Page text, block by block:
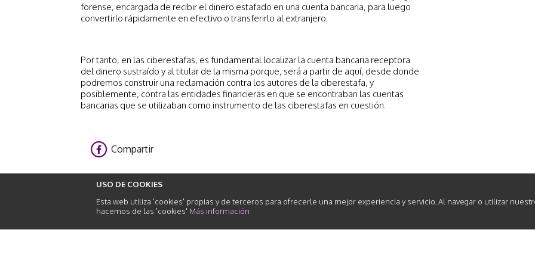
forense, encargada de recibir el dinero estafado en una cuenta bancaria, para luego
convertirlo rápidamente en efectivo o transferirlo al extranjero.
Por tanto, en las ciberestafas, es fundamental localizar la cuenta bancaria receptora
del dinero sustraído y al titular de la misma porque, será a partir de aquí, desde donde
podremos construir una reclamación contra los autores de la ciberestafa, y
posiblemente, contra las entidades financieras en que se encontraban las cuentas
bancarias que se utilizaban como instrumento de las ciberestafas en cuestión.
Compartir
USO DE COOKIES
Esta web utiliza 'cookies' propias y de terceros para ofrecerle una mejor experiencia y servicio. Al navegar o utilizar
hacemos de las 'cookies' Más información